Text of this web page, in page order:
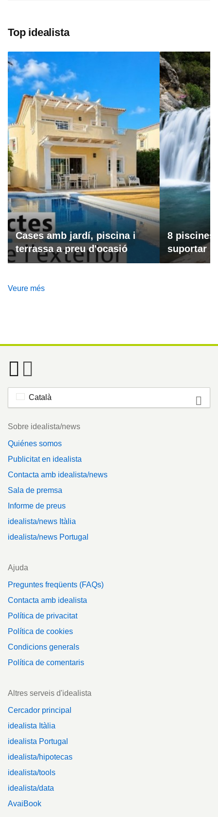
Top idealista
Cases amb jardí, piscina i
terrassa a preu d'ocasió
8 piscines
suportar
Veure més
Català
Footer
Sobre idealista/news
Quiénes somos
Publicitat en idealista
Contacta amb idealista/news
Sala de premsa
Informe de preus
idealista/news Itàlia
idealista/news Portugal
Ajuda
Preguntes freqüents (FAQs)
Contacta amb idealista
Política de privacitat
Política de cookies
Condicions generals
Política de comentaris
Altres serveis d'idealista
Cercador principal
idealista Itàlia
idealista Portugal
idealista/hipotecas
idealista/tools
idealista/data
AvaiBook